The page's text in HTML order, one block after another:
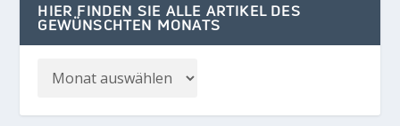
HIER FINDEN SIE ALLE ARTIKEL DES
GEWÜNSCHTEN MONATS